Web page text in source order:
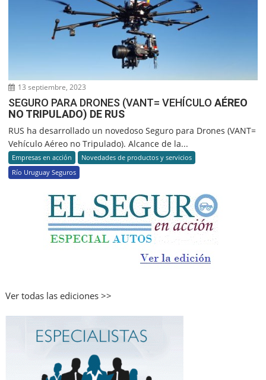
13 septiembre, 2023
SEGURO PARA DRONES (VANT= VEHÍCULOAÉREO
NO TRIPULADO) DE RUS
RUS ha desarrollado un novedoso Seguro para Drones (VANT=
Vehículo Aéreo no Tripulado). Alcance de la...
Empresas en acción
Novedades de productos y servicios
Río Uruguay Seguros
Ver todas las ediciones >>